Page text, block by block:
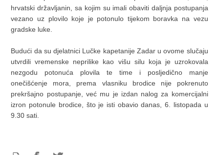
hrvatski državljanin, sa kojim su imali obaviti daljnja postupanja
vezano uz plovilo koje je potonulo tijekom boravka na vezu
gradske luke.
Budući da su djelatnici Lučke kapetanije Zadar u ovome slučaju
utvrdili vremenske neprilike kao višu silu koja je uzrokovala
nezgodu potonuća plovila te time i posljedično manje
onečišćenje mora, prema vlasniku brodice nije pokrenuto
prekršajno postupanje, već mu je izdan nalog za komercijalni
izron potonule brodice, što je isti obavio danas, 6. listopada u
9.30 sati.